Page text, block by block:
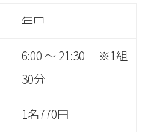
年中
6:00 ～ 21:30 ※1組
30分
1名770円